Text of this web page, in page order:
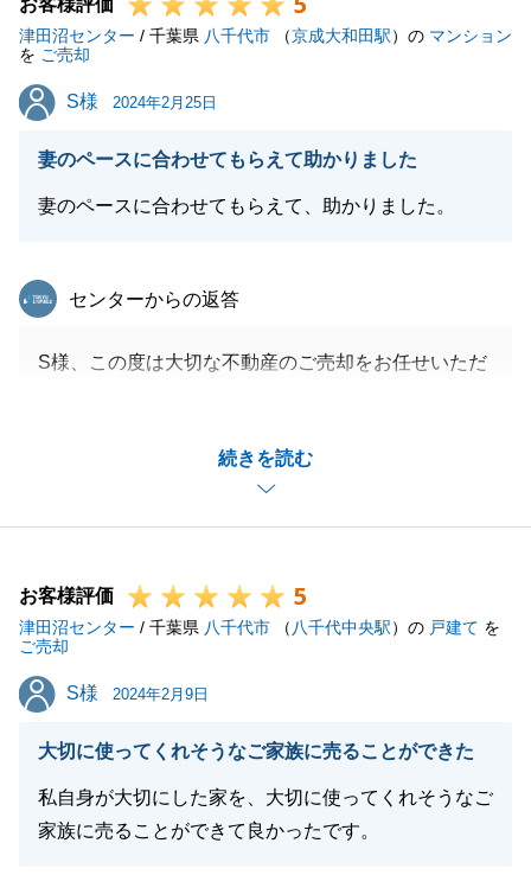
にご相談くださいませ。
宜しくお願いいたします。
閉じる
お客様評価
津田沼センター / 千葉県 八千代市 （京成大和田駅）の マンション
を ご売却
S様
S様 2024年2月25日
妻のペースに合わせてもらえて助かりました
妻のペースに合わせてもらえて、助かりました。
続きを読む
東急リバブル
センターからの返答
S様、この度は大切な不動産のご売却をお任せいただ
たおかげで、スムーズにお取引を終えることができま
今後も何かございましたら、いつでもお気軽にお申し
ぜひその際もS様のお力になれればと思います。
今後ともよろしくお願いします。
お客様評価 5
津田沼センター / 千葉県 八千代市 （ 八千代中央駅）の 戸建て を
ご売却
S様
S様 2024年2月9日
大切に使ってくれそうなご家族に売ることができた
私自身が大切にした家を、大切に使ってくれそうなご
家族に売ることができて良かったです。